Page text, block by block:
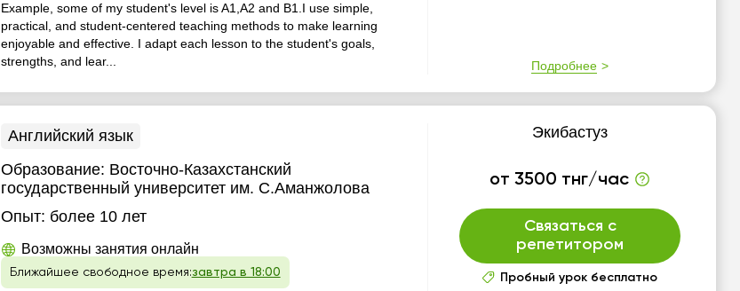
Example, some of my student's level is A1,A2 and B1.I use simple,
practical, and student-centered teaching methods to make learning
enjoyable and effective. I adapt each lesson to the student's goals,
strengths, and lear...
Подробнее
Английский язык
Образование: Восточно-Казахстанский
государственный университет им. С.Аманжолова
Опыт: более 10 лет
Возможны занятия онлайн
Ближайшее свободное время:завтра в 18:00
Экибастуз
от 3500 тнг/час
Связаться с
репетитором
Пробный урок бесплатно